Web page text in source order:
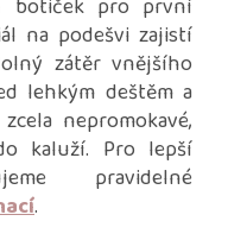
botiček pro první
na podešvi zajistí
zátěr vnějšího
lehkým deštěm a
nepromokavé,
kaluží. Pro lepší
pravidelné
.